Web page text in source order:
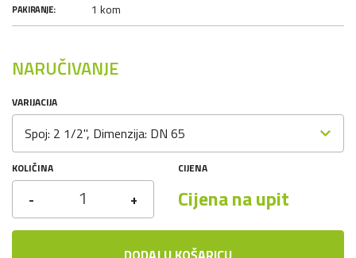
PAKIRANJE: 1 kom
NARUČIVANJE
VARIJACIJA
Spoj: 2 1/2", Dimenzija: DN 65
KOLIČINA
- +
CIJENA
Cijena na upit